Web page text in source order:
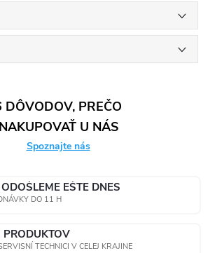
DÔVODOV, PREČO
NAKUPOVAŤ U NÁS
Spoznajte nás
EŠTE DNES
DO 11 H
PRODUKTOV
TECHNICI V CELEJ KRAJINE